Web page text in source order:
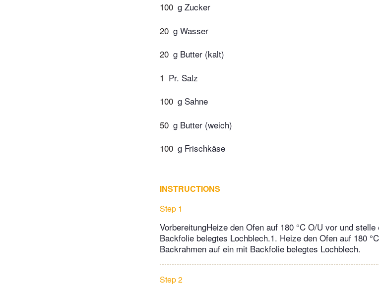
100 g Zucker
20 g Wasser
20 g Butter (kalt)
1 Pr. Salz
100 g Sahne
50 g Butter (weich)
100 g Frischkäse
INSTRUCTIONS
Step 1
VorbereitungHeize den Ofen auf 180 °C O/U vor und
Backfolie belegtes Lochblech.1. Heize den Ofen auf 180
Backrahmen auf ein mit Backfolie belegtes Lochblech.
Step 2